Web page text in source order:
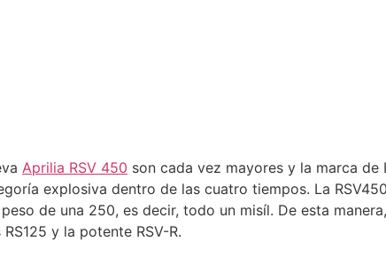
Aprilia RSV 450 son cada vez mayores y la marca
explosiva dentro de las cuatro tiempos. La
de una 250, es decir, todo un misíl. De esta
y la potente RSV-R.